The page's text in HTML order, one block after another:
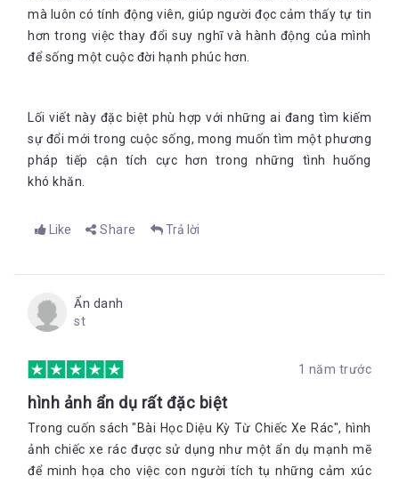
mà luôn có tính động viên, giúp người đọc cảm thấy tự tin
hơn trong việc thay đổi suy nghĩ và hành động của mình
để sống một cuộc đời hạnh phúc hơn.
Lối viết này đặc biệt phù hợp với những ai đang tìm kiếm
sự đổi mới trong cuộc sống, mong muốn tìm một phương
pháp tiếp cận tích cực hơn trong những tình huống
khó khăn.
Like Share Trả lời
Ẩn danh
st
1 năm trước
hình ảnh ẩn dụ rất đặc biệt
Trong cuốn sách "Bài Học Diệu Kỳ Từ Chiếc Xe Rác", hình
ảnh chiếc xe rác được sử dụng như một ẩn dụ mạnh mẽ
để minh họa cho việc con người tích tụ những cảm xúc